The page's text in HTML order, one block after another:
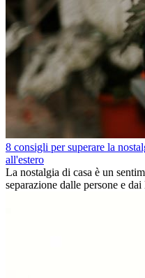
8 consigli per superare la
all'estero
La nostalgia di casa è un
separazione dalle persone e